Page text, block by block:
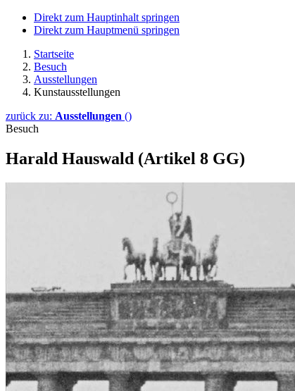
Direkt zum Hauptinhalt springen
Direkt zum Hauptmenü springen
Startseite
Besuch
Ausstellungen
Kunstausstellungen
zurück zu: Ausstellungen ()
Besuch
Harald Hauswald (Artikel 8 GG)